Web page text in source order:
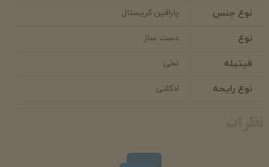
نوع جنس پارافین کریستال
نوع دست ساز
فیتیله نخی
نوع رایحه ادکلنی